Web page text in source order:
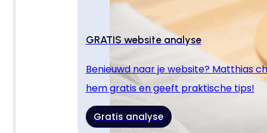
GRATIS website analyse
Benieuwd naar je website? Matthias
hem gratis en geeft praktische tips!
Gratis analyse